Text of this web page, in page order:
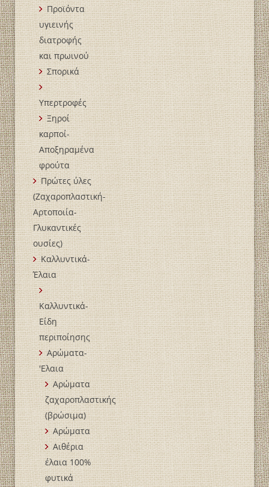
Προϊόντα
υγιεινής
διατροφής
και πρωινού
Σπορικά
Υπερτροφές
Ξηροί
καρποί-
Αποξηραμένα
φρούτα
Πρώτες ύλες
(Ζαχαροπλαστική-
Αρτοποιία-
Γλυκαντικές
ουσίες)
Καλλυντικά-
Έλαια
Καλλυντικά-
Είδη
περιποίησης
Αρώματα-
'Ελαια
Αρώματα
ζαχαροπλαστικής
(βρώσιμα)
Αρώματα
Αιθέρια
έλαια 100%
φυτικά